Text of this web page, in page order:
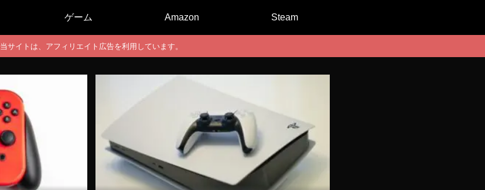
ゲーム Amazon Steam
当サイトは、アフィリエイト広告を利用しています。